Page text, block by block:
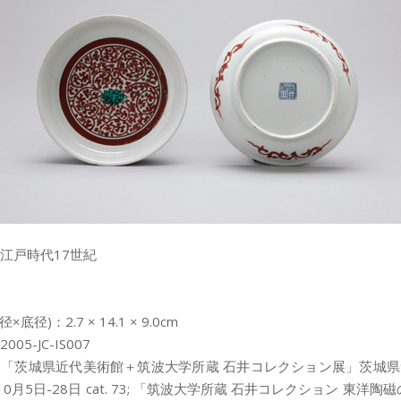
戸時代17世紀
×底径)：2.7 × 14.1 × 9.0cm
JC-IS007
茨城県近代美術館＋筑波大学所蔵 石井コレクション展」茨城
月5日-28日 cat. 73; 「筑波大学所蔵 石井コレクション 東洋陶